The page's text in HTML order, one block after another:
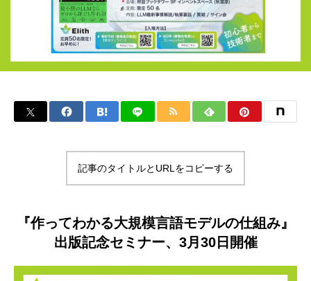
記事のタイトルとURLをコピーする
『作ってわかる大規模言語モデルの仕組み』
出版記念セミナー、3月30日開催